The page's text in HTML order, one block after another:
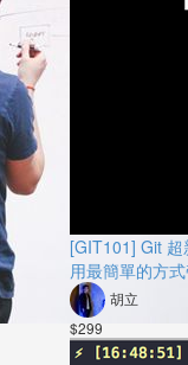
[GIT101] Git 超
用最簡單的方
胡立
$299